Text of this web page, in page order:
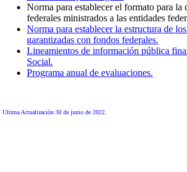
Norma para establecer el formato para la
federales ministrados a las entidades
Norma para establecer la estructura de
garantizadas con fondos federales.
Lineamientos de información pública
Social.
Programa anual de evaluaciones.
Ultima Actualización 30 de junio de 2022.